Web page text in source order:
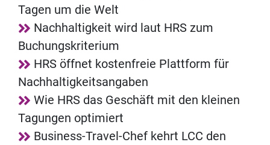
Tagen um die Welt
Nachhaltigkeit wird laut HRS zum
Buchungskriterium
HRS öffnet kostenfreie Plattform für
Nachhaltigkeitsangaben
Wie HRS das Geschäft mit den kleinen
Tagungen optimiert
Business-Travel-Chef kehrt LCC den